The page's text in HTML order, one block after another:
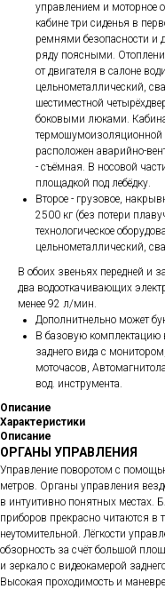
управлением и моторное
кабине три сиденья в
ремнями безопасности и
ряду поясными.
от двигателя в салоне
цельнометаллический,
шестиместной
боковыми люками.
термошумоизоляционной
расположен аварийно-
- съёмная. В носовой
площадкой под лебёдку.
Второе - грузовое,
2500 кг (без потери
технологическое
цельнометаллический,
В обоих звеньях передней и
два водооткачивающих
менее 92 л/мин.
Дополнитнельно может
В базовую комплектацию
заднего вида с
моточасов,
вод. инструмента.
Описание
Характеристики
Описание
ОРГАНЫ УПРАВЛЕНИЯ
Управление поворотом с
метров. Органы управления
в интуитивно понятных местах.
приборов прекрасно читаются в
неутомительной. Лёгкости
обзорность за счёт большой
и зеркало с видеокамерой
Высокая проходимость и